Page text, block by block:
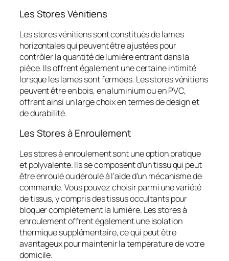
Les Stores Vénitiens
Les stores vénitiens sont constitués de lames
horizontales qui peuvent être ajustées pour
contrôler la quantité de lumière entrant dans la
pièce. Ils offrent également une certaine intimité
lorsque les lames sont fermées. Les stores vénitiens
peuvent être en bois, en aluminium ou en PVC,
offrant ainsi un large choix en termes de design et
de durabilité.
Les Stores à Enroulement
Les stores à enroulement sont une option pratique
et polyvalente. Ils se composent d’un tissu qui peut
être enroulé ou déroulé à l’aide d’un mécanisme de
commande. Vous pouvez choisir parmi une variété
de tissus, y compris des tissus occultants pour
bloquer complètement la lumière. Les stores à
enroulement offrent également une isolation
thermique supplémentaire, ce qui peut être
avantageux pour maintenir la température de votre
domicile.